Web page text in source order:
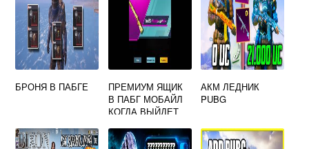
БРОНЯ В ПАБГЕ
ПРЕМИУМ ЯЩИК
В ПАБГ МОБАЙЛ
КОГДА ВЫЙДЕТ
АКМ ЛЕДНИК
PUBG